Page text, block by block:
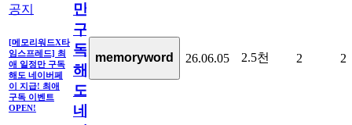
공지
[메모리워드X타
임스프레드] 최
애 일정만 구독
해도 네이버페
이 지급! 최애
구독 이벤트
OPEN!
만
구
독
해
도
네
memoryword 26.06.05 2.5천 2 2